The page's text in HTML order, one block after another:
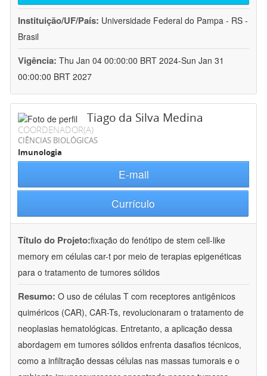
Instituição/UF/País: Universidade Federal do Pampa - RS -
Brasil
Vigência: Thu Jan 04 00:00:00 BRT 2024-Sun Jan 31
00:00:00 BRT 2027
Tiago da Silva Medina
COORDENADOR(A)
CIÊNCIAS BIOLÓGICAS
Imunologia
E-mail
Currículo
Título do Projeto:fixação do fenótipo de stem cell-like
memory em células car-t por meio de terapias epigenéticas
para o tratamento de tumores sólidos
Resumo: O uso de células T com receptores antigênicos
quiméricos (CAR), CAR-Ts, revolucionaram o tratamento de
neoplasias hematológicas. Entretanto, a aplicação dessa
abordagem em tumores sólidos enfrenta dasafios técnicos,
como a infiltração dessas células nas massas tumorais e o